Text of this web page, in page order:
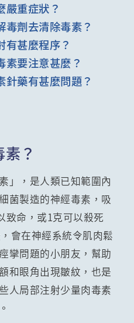
嚴重症狀？
毒劑去清除毒素？
有甚麼程序？
素要注意甚麼？
針藥有甚麼問題？
？
」，是人類已知範圍內
菌製造的神經毒素，吸
致命，或1克可以殺死
會在神經系統令肌肉鬆
攣問題的小朋友，幫助
和眼角出現皺紋，也是
人局部注射少量肉毒素